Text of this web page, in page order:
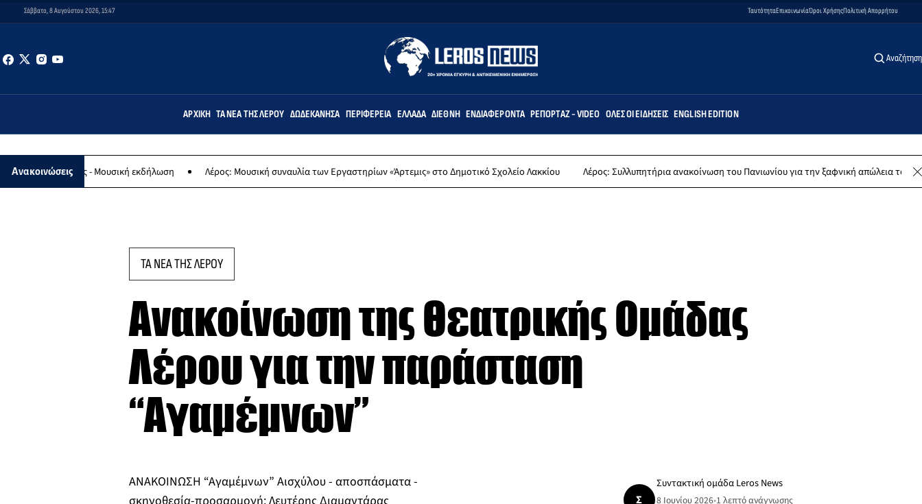
Σάββατο, 8 Αυγούστου 2026, 15:47 ΤαυτότηταΕπικοινωνίαΌροι ΧρήσηςΠολιτική Απορρήτου
Αναζήτηση
ΑΡΧΙΚΉ ΤΑ ΝΈΑ ΤΗΣ ΛΈΡΟΥ ΔΩΔΕΚΆΝΗΣΑ ΠΕΡΙΦΈΡΕΙΑ ΕΛΛΆΔΑ ΔΙΕΘΝΉ ΕΝΔΙΑΦΈΡΟΝΤΑ ΡΕΠΟΡΤΆΖ - VIDEO ΌΛΕΣ ΟΙ ΕΙΔΉΣΕΙΣ ENGLISH EDITION
Ανακοινώσεις
- Μουσική εκδήλωση Λέρος: Μουσική συναυλία των Εργαστηρίων «Άρτεμις» στο Δημοτικό Σχολείο Λακκίου Λέρος: Συλλυπητήρια ανακοίνωση του Πανιωνίου για την ξαφνική απώλεια του Δημήτρη Καρατσώρη
ΤΑ ΝΕΑ ΤΗΣ ΛΕΡΟΥ
Ανακοίνωση της Θεατρικής Ομάδας
Λέρου για την παράσταση
“Αγαμέμνων”
ΑΝΑΚΟΙΝΩΣΗ “Αγαμέμνων” Αισχύλου - αποσπάσματα -
Σ
Συντακτική ομάδα Leros News
8 Ιουνίου 2026•1 λεπτό ανάγνωσης